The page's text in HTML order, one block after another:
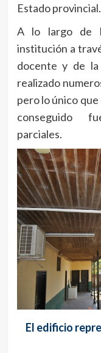
Estado provincial.
A lo largo de
institución a
docente y de la
realizado
pero lo único
conseguido
parciales.
El edificio